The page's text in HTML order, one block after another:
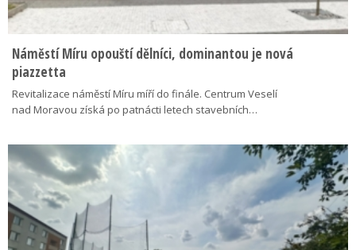
Náměstí Míru opouští dělníci, dominantou je nová
piazzetta
Revitalizace náměstí Míru míří do finále. Centrum Veselí
nad Moravou získá po patnácti letech stavebních…